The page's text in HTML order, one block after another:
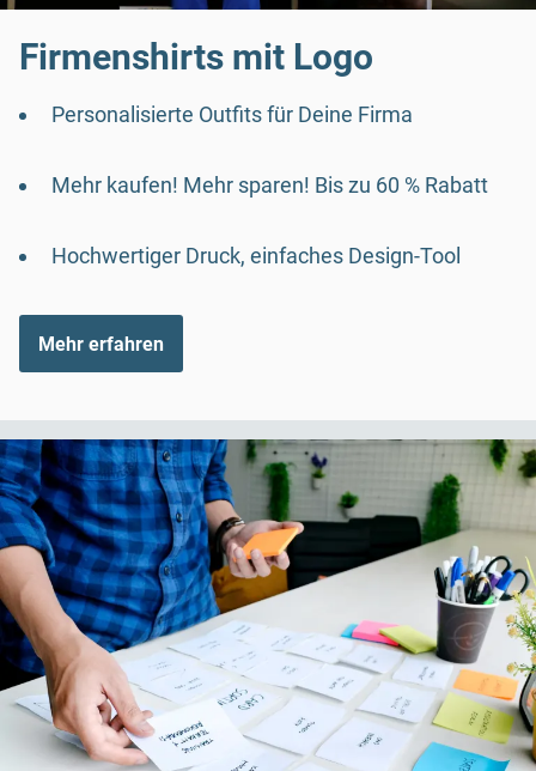
Firmenshirts mit Logo
Personalisierte Outfits für Deine Firma
Mehr kaufen! Mehr sparen! Bis zu 60 % Rabatt
Hochwertiger Druck, einfaches Design-Tool
Mehr erfahren